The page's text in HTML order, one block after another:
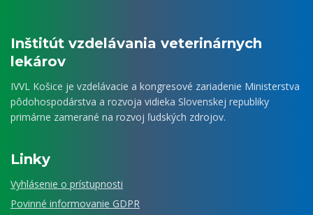
Inštitút vzdelávania veterinárnych
lekárov
IVVL Košice je vzdelávacie a kongresové zariadenie Ministerstva
pôdohospodárstva a rozvoja vidieka Slovenskej republiky
primárne zamerané na rozvoj ľudských zdrojov.
Linky
Vyhlásenie o prístupnosti
Povinné informovanie GDPR